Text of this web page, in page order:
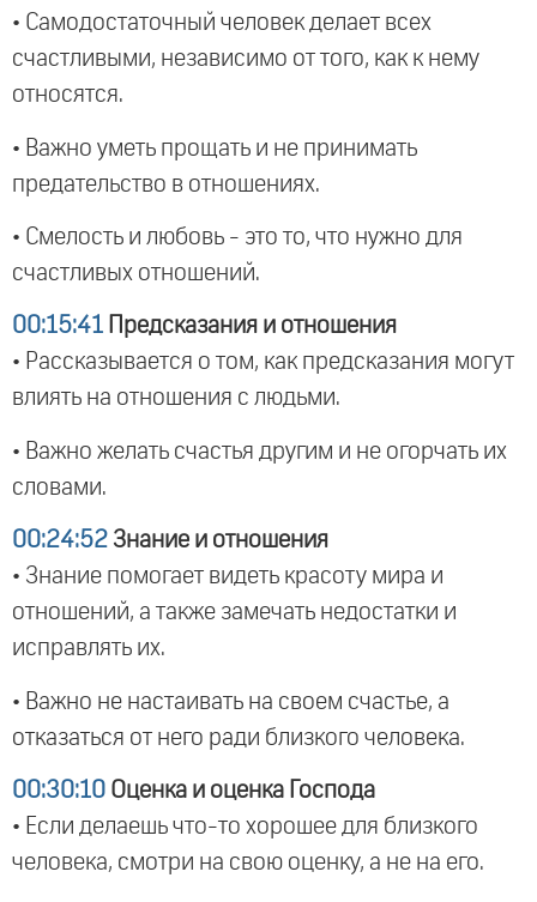
• Самодостаточный человек делает всех
счастливыми, независимо от того, как к нему
относятся.
• Важно уметь прощать и не принимать
предательство в отношениях.
• Смелость и любовь - это то, что нужно для
счастливых отношений.
00:15:41 Предсказания и отношения
• Рассказывается о том, как предсказания могут
влиять на отношения с людьми.
• Важно желать счастья другим и не огорчать их
словами.
00:24:52 Знание и отношения
• Знание помогает видеть красоту мира и
отношений, а также замечать недостатки и
исправлять их.
• Важно не настаивать на своем счастье, а
отказаться от него ради близкого человека.
00:30:10 Оценка и оценка Господа
• Если делаешь что-то хорошее для близкого
человека, смотри на свою оценку, а не на его.